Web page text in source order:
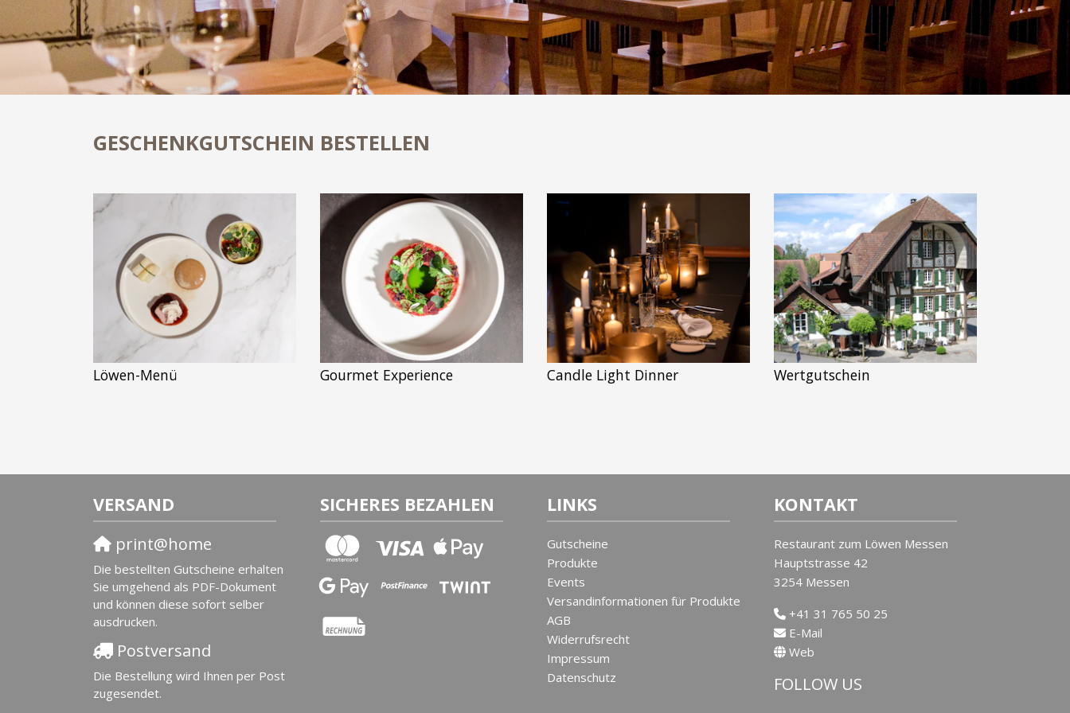
GESCHENKGUTSCHEIN BESTELLEN
Löwen-Menü Gourmet Experience Candle Light Dinner Wertgutschein
VERSAND
print@home
Die bestellten Gutscheine erhalten
Sie umgehend als PDF-Dokument
und können diese sofort selber
ausdrucken.
Postversand
Die Bestellung wird Ihnen per Post
zugesendet.
SICHERES BEZAHLEN LINKS
Gutscheine
Produkte
Events
Versandinformationen für Produkte
AGB
Widerrufsrecht
Impressum
Datenschutz
KONTAKT
Restaurant zum Löwen Messen
Hauptstrasse 42
3254 Messen
+41 31 765 50 25
E-Mail
Web
FOLLOW US